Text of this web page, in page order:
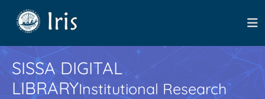
SISSA DIGITAL
LIBRARYInstitutional Research